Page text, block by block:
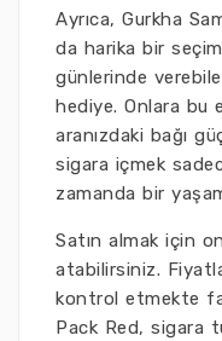
Ayrıca, Gurkha
da harika bir
günlerinde
hediye. Onlara bu
aranızdaki bağı
sigara içmek
zamanda bir
Satın almak için
atabilirsiniz.
kontrol etmekte
Pack Red, sigara